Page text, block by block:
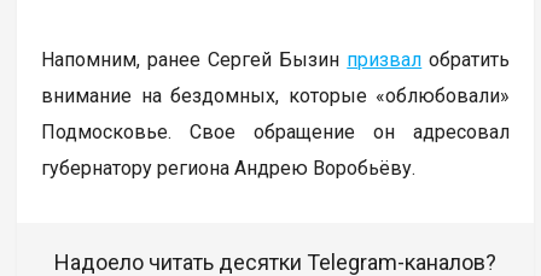
Напомним, ранее Сергей Бызин призвал обратить
внимание на бездомных, которые «облюбовали»
Подмосковье. Свое обращение он адресовал
губернатору региона Андрею Воробьёву.
Надоело читать десятки Telegram-каналов?